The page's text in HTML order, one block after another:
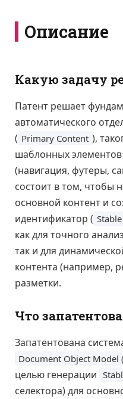
Описание
Какую задачу
Патент решает
автоматического
( Primary Content ),
шаблонных
(навигация, футеры,
состоит в том, чтобы
основной контент и
идентификатор (
как для точного
так и для
контента (например,
разметки.
Что
Запатентована
Document Object Model
целью генерации
селектора) для